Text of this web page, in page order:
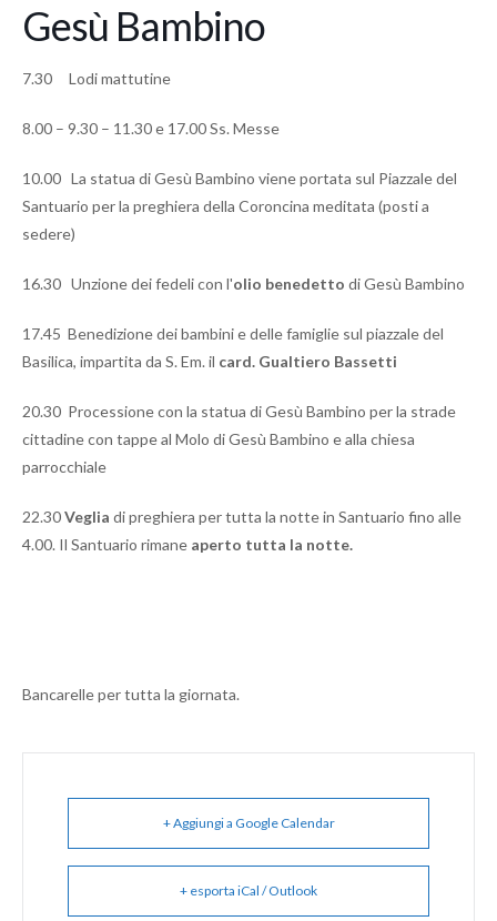
Gesù Bambino
7.30 Lodi mattutine
8.00 – 9.30 – 11.30 e 17.00 Ss. Messe
10.00 La statua di Gesù Bambino viene portata sul Piazzale del
Santuario per la preghiera della Coroncina meditata (posti a
sedere)
16.30 Unzione dei fedeli con l'olio benedetto di Gesù Bambino
17.45 Benedizione dei bambini e delle famiglie sul piazzale del
Basilica, impartita da S. Em. il card. Gualtiero Bassetti
20.30 Processione con la statua di Gesù Bambino per la strade
cittadine con tappe al Molo di Gesù Bambino e alla chiesa
parrocchiale
22.30Veglia di preghiera per tutta la notte in Santuario fino alle
4.00. Il Santuario rimane aperto tutta la notte.
Bancarelle per tutta la giornata.
+ Aggiungi a Google Calendar
+ esporta iCal / Outlook